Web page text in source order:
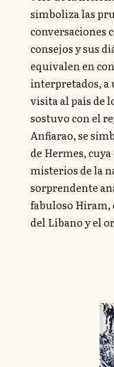
simboliza las
conversaciones
consejos y sus
equivalen en
interpretados, a
visita al país de
sostuvo con el
Anfiarao, se
de Hermes,
misterios de la
sorprendente
fabuloso Hiram,
del Líbano y el